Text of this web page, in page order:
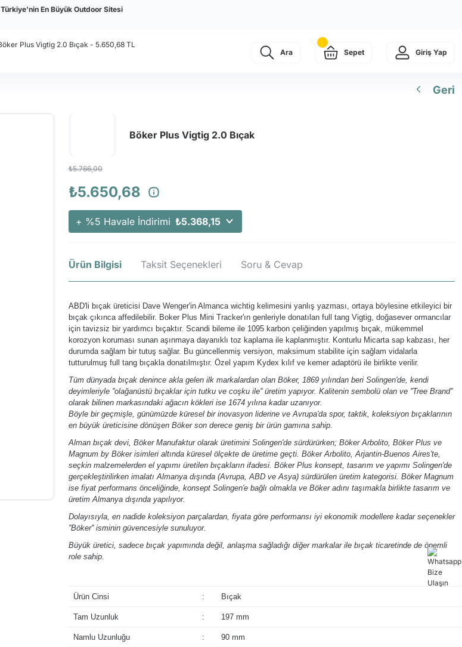
Türkiye'nin En Büyük Outdoor Sitesi
Ara Sepet Giriş Yap
Geri
Böker Plus Vigtig 2.0 Bıçak
₺5.766,00
₺5.650,68
+ %5 Havale İndirimi ₺5.368,15
Ürün Bilgisi Taksit Seçenekleri Soru & Cevap
ABD'li bıçak üreticisi Dave Wenger'in Almanca wichtig kelimesini yanlış yazması, ortaya böylesine etkileyici bir
bıçak çıkınca affedilebilir. Boker Plus Mini Tracker'ın genleriyle donatılan full tang Vigtig, doğasever ormancılar
için tavizsiz bir yardımcı bıçaktır. Scandi bileme ile 1095 karbon çeliğinden yapılmış bıçak, mükemmel
korozyon koruması sunan aşınmaya dayanıklı toz kaplama ile kaplanmıştır. Konturlu Micarta sap kabzası, her
durumda sağlam bir tutuş sağlar. Bu güncellenmiş versiyon, maksimum stabilite için sağlam vidalarla
tutturulmuş full tang bıçakla donatılmıştır. Özel yapım Kydex kılıf ve kemer adaptörü ile birlikte verilir.
Tüm dünyada bıçak denince akla gelen ilk markalardan olan Böker, 1869 yılından beri Solingen'de, kendi
deyimleriyle ''olağanüstü bıçaklar için tutku ve coşku ile'' üretim yapıyor. Kalitenin sembolü olan ve ''Tree Brand''
olarak bilinen markasındaki ağacın kökleri ise 1674 yılına kadar uzanıyor.
Böyle bir geçmişle, günümüzde küresel bir inovasyon liderine ve Avrupa'da spor, taktik, koleksiyon bıçaklarının
en büyük üreticisine dönüşen Böker son derece geniş bir ürün gamına sahip.
Alman bıçak devi, Böker Manufaktur olarak üretimini Solingen'de sürdürürken; Böker Arbolito, Böker Plus ve
Magnum by Böker isimleri altında küresel ölçekte de üretime geçti. Böker Arbolito, Arjantin-Buenos Aires'te,
seçkin malzemelerden el yapımı üretilen bıçakların ifadesi. Böker Plus konsept, tasarım ve yapımı Solingen'de
gerçekleştirilirken imalatı Almanya dışında (Avrupa, ABD ve Asya) sürdürülen üretim kategorisi. Böker Magnum
ise fiyat performans önceliğinde, konsept Solingen'e bağlı olmakla ve Böker adını taşımakla birlikte tasarım ve
üretim Almanya dışında yapılıyor.
Dolayısıyla, en nadide koleksiyon parçalardan, fiyata göre performansı iyi ekonomik modellere kadar seçenekler
''Böker'' isminin güvencesiyle sunuluyor.
Büyük üretici, sadece bıçak yapımında değil, anlaşma sağladığı diğer markalar ile bıçak ticaretinde de önemli
role sahip.
Ürün Cinsi : Bıçak
Tam Uzunluk : 197 mm
Namlu Uzunluğu : 90 mm